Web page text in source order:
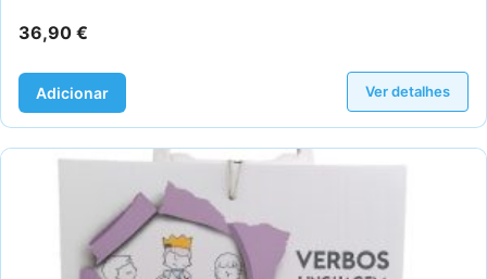
36,90 €
Adicionar Ver detalhes